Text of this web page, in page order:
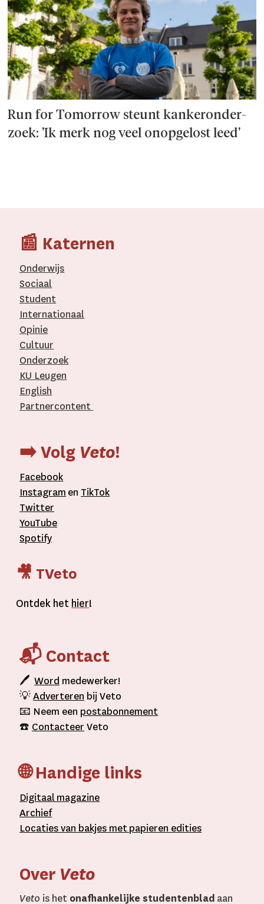
Run for Tomorrow steunt kanker­onder­
zoek: 'Ik merk nog veel onopgelost leed'
📰 Katernen
Onderwijs
Sociaal
Student
Internationaal­
Opinie
Cultuur
Onderzoek
KU Leugen
English
Partnercontent
➡️ Volg Veto!
Facebook
Instagram en TikTok
Twitter
YouTube
Spotify
🎥 TVeto
Ontdek het hier!
📬 Contact
🖊Word medewerker!
💡Adverteren bij Veto
📧 Neem een postabonnement
☎️ Contacteer Veto
🌐 Handige links
Digitaal magazine
Archief
Locaties van bakjes metpapieren edities
Over Veto
Veto is het onafhankelijke studentenblad aan